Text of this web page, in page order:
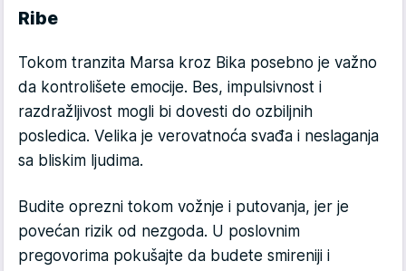
Ribe
Tokom tranzita Marsa kroz Bika posebno je važno
da kontrolišete emocije. Bes, impulsivnost i
razdražljivost mogli bi dovesti do ozbiljnih
posledica. Velika je verovatnoća svađa i neslaganja
sa bliskim ljudima.
Budite oprezni tokom vožnje i putovanja, jer je
povećan rizik od nezgoda. U poslovnim
pregovorima pokušajte da budete smireniji i